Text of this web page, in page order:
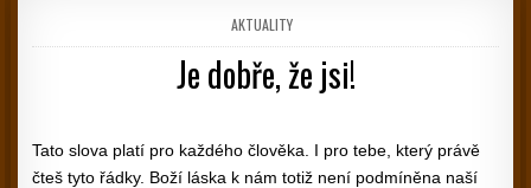
POSTED IN
AKTUALITY
Je dobře, že jsi!
Tato slova platí pro každého člověka. I pro tebe, který právě
čteš tyto řádky. Boží láska k nám totiž není podmíněna naší